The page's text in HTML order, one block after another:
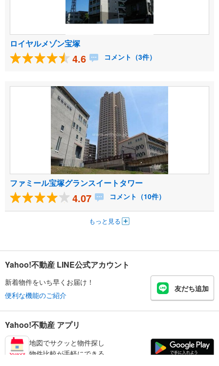
ロイヤルメゾン宝塚
4.6 コメント（3件）
ファミール宝塚グランスイートタワー
4.07 コメント（10件）
もっと見る
Yahoo!不動産 LINE公式アカウント
新着物件をいち早くお届け！
便利な機能のご紹介
友だち追加
Yahoo!不動産 アプリ
地図でサクッと物件探し
物件比較が手軽にできる